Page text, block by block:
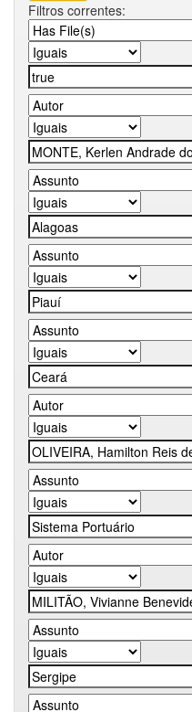
Filtros correntes: